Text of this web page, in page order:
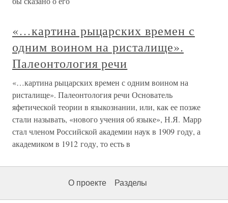
«…картина рыцарских времен с
одним воином на ристалище».
Палеонтология речи
«…картина рыцарских времен с одним воином на
ристалище». Палеонтология речи Основатель
яфетической теории в языкознании, или, как ее позже
стали называть, «нового учения об языке», Н.Я. Марр
стал членом Российской академии наук в 1909 году, а
академиком в 1912 году, то есть в
О проекте Разделы